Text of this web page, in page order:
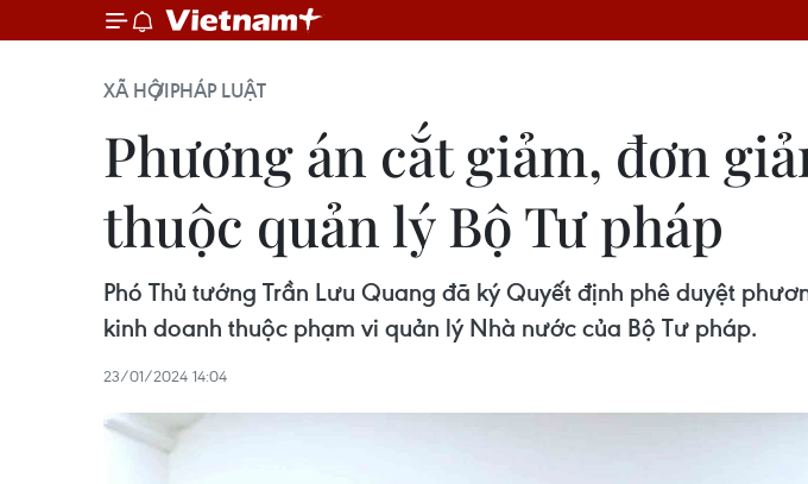
XÃ HỘIPHÁP LUẬT
Phương án cắt giảm, đơn
thuộc quản lý Bộ Tư pháp
Phó Thủ tướng Trần Lưu Quang đã ký Quyết định phê duyệt
kinh doanh thuộc phạm vi quản lý Nhà nước của Bộ Tư pháp.
23/01/2024 14:04